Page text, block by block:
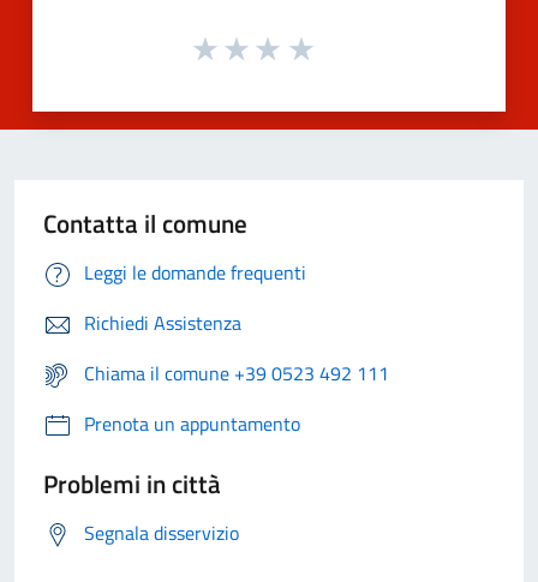
Contatta il comune
Leggi le domande frequenti
Richiedi Assistenza
Chiama il comune +39 0523 492 111
Prenota un appuntamento
Problemi in città
Segnala disservizio